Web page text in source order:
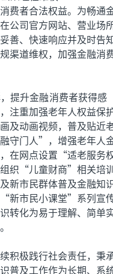
费者合法权益。为畅
公司官方网站、营业场
善、快速响应并及时
渠道维权，加强金融
提升金融消费者获得感
重加强老年人权益保
及动画视频，普及贴近
守门人”，增强老年人
在网点设置“适老服务
织“儿童财商”相关培
新市民群体普及金融知
市民小课堂”系列宣
转化为易于理解、简单
积极践行社会责任，
普及工作作为长期、系